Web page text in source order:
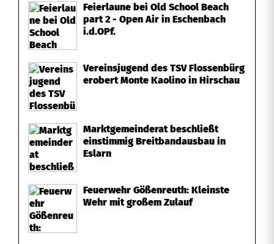
Feierlaune bei Old School Beach
part 2 - Open Air in Eschenbach
i.d.OPf.
Vereinsjugend des TSV Flossenbürg
erobert Monte Kaolino in Hirschau
Marktgemeinderat beschließt
einstimmig Breitbandausbau in
Eslarn
Feuerwehr Gößenreuth: Kleinste
Wehr mit großem Zulauf